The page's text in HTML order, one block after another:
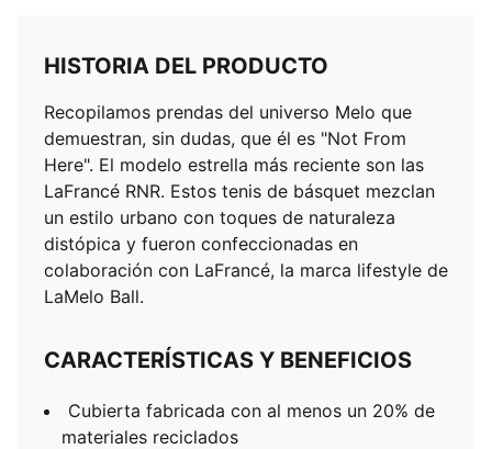
HISTORIA DEL PRODUCTO
Recopilamos prendas del universo Melo que
demuestran, sin dudas, que él es "Not From
Here". El modelo estrella más reciente son las
LaFrancé RNR. Estos tenis de básquet mezclan
un estilo urbano con toques de naturaleza
distópica y fueron confeccionadas en
colaboración con LaFrancé, la marca lifestyle de
LaMelo Ball.
CARACTERÍSTICAS Y BENEFICIOS
Cubierta fabricada con al menos un 20% de
materiales reciclados